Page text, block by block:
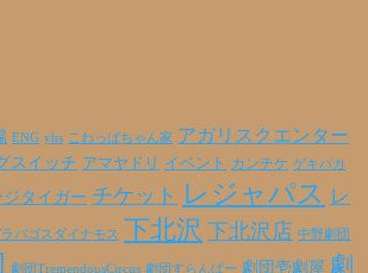
ENG yhs こわっぱちゃん家 アガリスクエンター
スイッチ アマヤドリ イベント カンチケ ゲキバカ
ジタイガー チケット レジャパス レ
パゴスダイナモス 下北沢 下北沢店 中野劇団
劇団TremendousCircus 劇団すらんばー 劇団壱劇屋 劇